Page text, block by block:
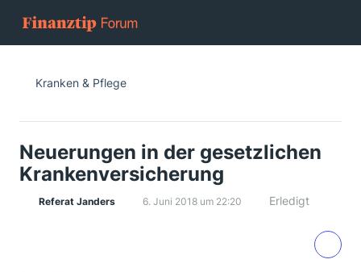
Kranken & Pflege
Neuerungen in der gesetzlichen
Krankenversicherung
Referat Janders 6. Juni 2018 um 22:20 Erledigt